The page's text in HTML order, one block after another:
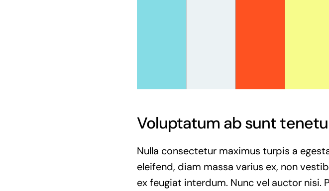
Voluptatum ab sunt
Nulla consectetur maximus turpis a
eleifend, diam massa varius ex, non
ex feugiat interdum. Nunc vel auctor nisi.